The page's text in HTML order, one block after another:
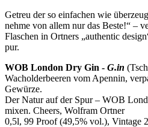
Getreu der so einfachen wie
nehme von allem nur das Beste!“ –
Flaschen in Ortners „authentic
pur.
WOB London Dry Gin - G.in
Wacholderbeeren vom Apennin,
Gewürze.
Der Natur auf der Spur – WOB
mixen. Cheers, Wolfram Ortner
0,5l, 99 Proof (49,5% vol.), Vintage